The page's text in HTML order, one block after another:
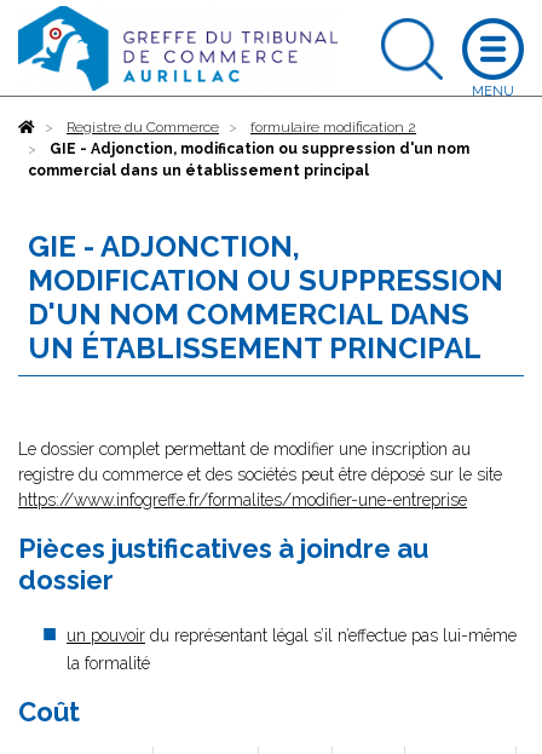
AccueilRegistre du Commerce
formulaire modification 2
GIE - Adjonction, modification ou suppression d'un nom
commercial dans un établissement principal
GIE - ADJONCTION,
MODIFICATION OU SUPPRESSION
D'UN NOM COMMERCIAL DANS
UN ÉTABLISSEMENT PRINCIPAL
Le dossier complet permettant de modifier une inscription au
registre du commerce et des sociétés peut être déposé sur le site
https://www.infogreffe.fr/formalites/modifier-une-entreprise
Pièces justificatives à joindre au
dossier
un pouvoir du représentant légal s’il n’effectue pas lui-même
la formalité
Coût